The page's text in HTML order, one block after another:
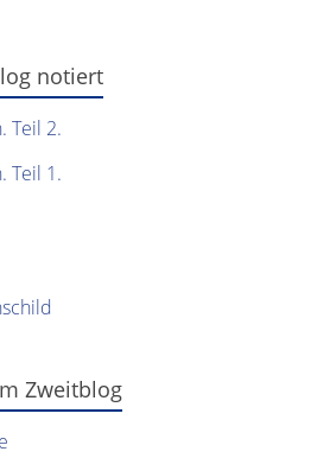
notiert
Teil 2.
Teil 1.
Zweitblog